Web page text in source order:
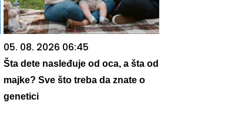
05. 08. 2026 06:45
Šta dete nasleđuje od oca, a šta od
majke? Sve što treba da znate o
genetici